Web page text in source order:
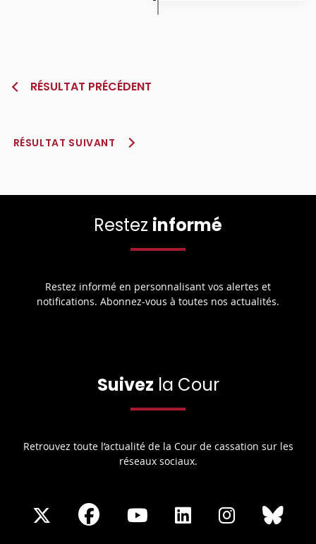
RÉSULTAT PRÉCÉDENT
RÉSULTAT SUIVANT
Restez informé
Restez informé en personnalisant vos alertes et
notifications. Abonnez-vous à toutes nos actualités.
Suivez la Cour
Retrouvez toute l’actualité de la Cour de cassation sur les
réseaux sociaux.
ShareShare
Share
Share
Share